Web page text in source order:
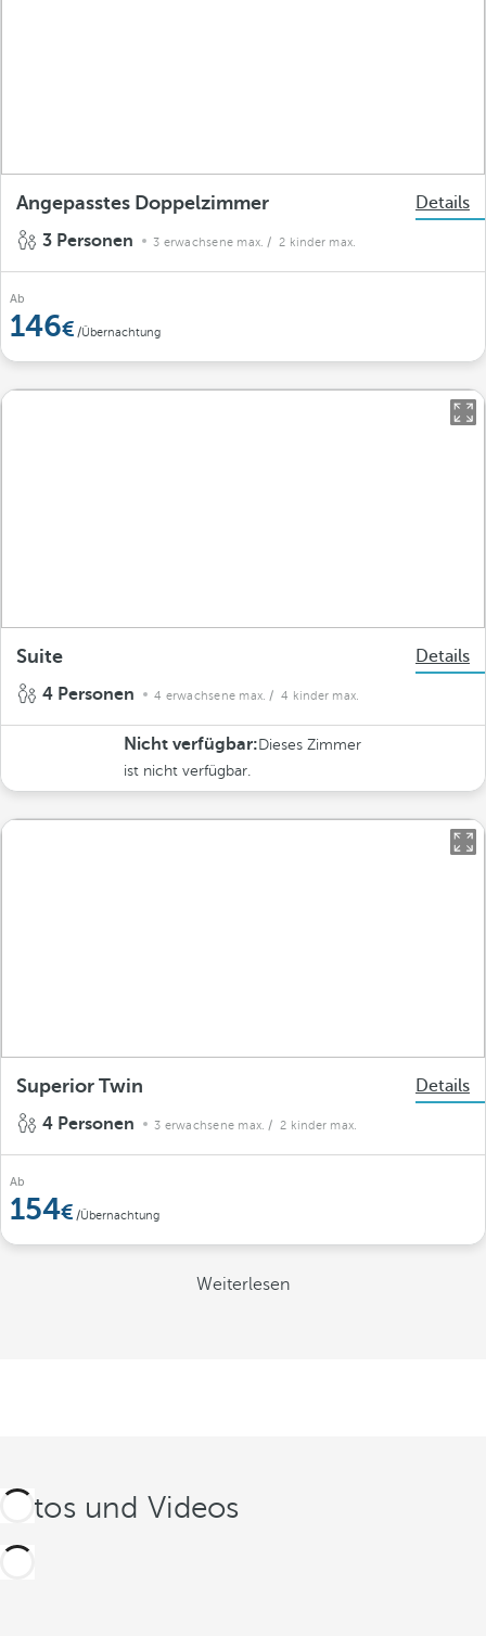
Angepasstes Doppelzimmer
Details
3 Personen
3 erwachsene max. / 2 kinder max.
Ab
146 /Übernachtung
Suite
Details
4 Personen
4 erwachsene max. / 4 kinder max.
Nicht verfügbar: Dieses Zimmer
ist nicht verfügbar.
Superior Twin
Details
4 Personen
3 erwachsene max. / 2 kinder max.
Ab
154 /Übernachtung
Weiterlesen
Fotos und Videos